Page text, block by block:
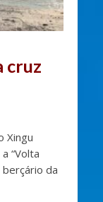
cruz
Xingu
“Volta
berçário da